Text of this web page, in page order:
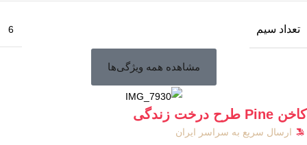
تعداد سیم 6
مشاهده همه ویژگی‌ها
کاخن Pine طرح درخت زندگی
ارسال سریع به سراسر ایران